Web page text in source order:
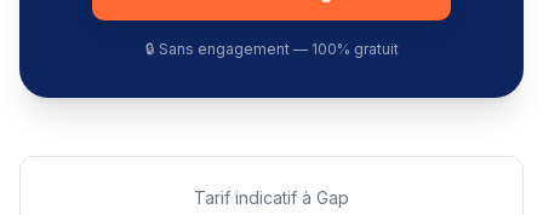
🔒 Sans engagement — 100% gratuit
Tarif indicatif à Gap